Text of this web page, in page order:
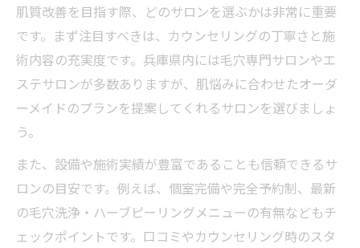
肌質改善を目指す際、どのサロンを選ぶかは非常に重要
です。まず注目すべきは、カウンセリングの丁寧さと施
術内容の充実度です。兵庫県内には毛穴専門サロンやエ
ステサロンが多数ありますが、肌悩みに合わせたオーダ
ーメイドのプランを提案してくれるサロンを選びましょ
う。
また、設備や施術実績が豊富であることも信頼できるサ
ロンの目安です。例えば、個室完備や完全予約制、最新
の毛穴洗浄・ハーブピーリングメニューの有無などもチ
ェックポイントです。口コミやカウンセリング時のスタ